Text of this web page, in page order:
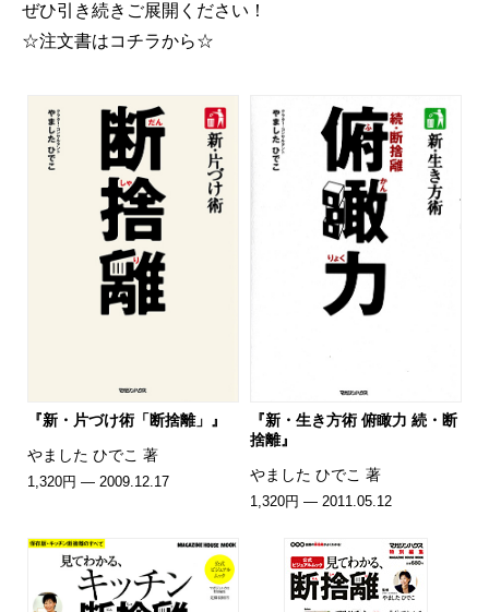
ぜひ引き続きご展開ください！
☆注文書はコチラから☆
『新・片づけ術「断捨離」』
やました ひでこ 著
1,320円 — 2009.12.17
『新・生き方術 俯瞰力 続・断
捨離』
やました ひでこ 著
1,320円 — 2011.05.12